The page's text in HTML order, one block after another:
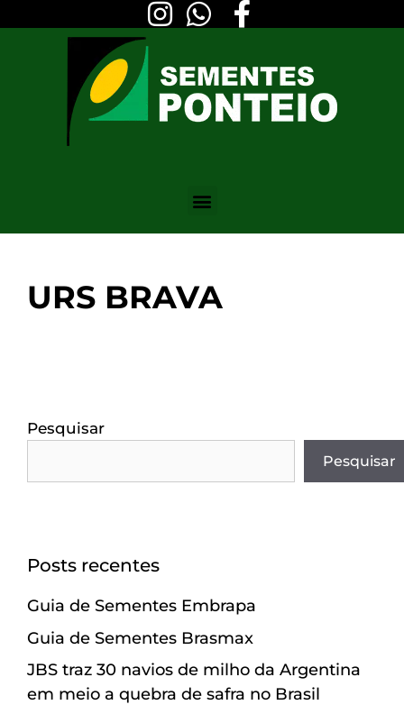
URS BRAVA
Pesquisar
Pesquisar
Posts recentes
Guia de Sementes Embrapa
Guia de Sementes Brasmax
JBS traz 30 navios de milho da Argentina
em meio a quebra de safra no Brasil